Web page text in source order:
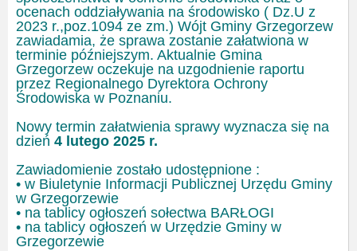
ocenach oddziaływania na środowisko ( Dz.U z
2023 r.,poz.1094 ze zm.) Wójt Gminy Grzegorzew
zawiadamia, że sprawa zostanie załatwiona w
terminie późniejszym. Aktualnie Gmina
Grzegorzew oczekuje na uzgodnienie raportu
przez Regionalnego Dyrektora Ochrony
Środowiska w Poznaniu.
Nowy termin załatwienia sprawy wyznacza się na
dzień 4 lutego 2025 r.
Zawiadomienie zostało udostępnione :
• w Biuletynie Informacji Publicznej Urzędu Gminy
w Grzegorzewie
• na tablicy ogłoszeń sołectwa BARŁOGI
• na tablicy ogłoszeń w Urzędzie Gminy w
Grzegorzewie